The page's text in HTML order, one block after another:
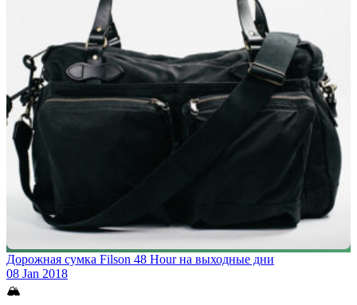
Дорожная сумка Filson 48 Hour на выходные дни
08 Jan 2018
🏔